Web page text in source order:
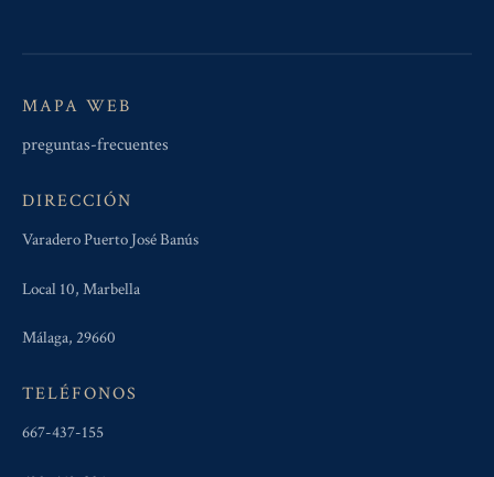
MAPA WEB
preguntas-frecuentes
DIRECCIÓN
Varadero Puerto José Banús
Local 10, Marbella
Málaga, 29660
TELÉFONOS
667-437-155